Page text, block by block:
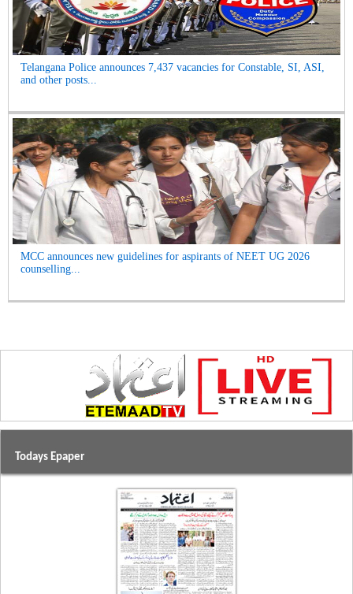
Telangana Police announces 7,437 vacancies for Constable, SI, ASI,
and other posts...
MCC announces new guidelines for aspirants of NEET UG 2026
counselling...
Todays Epaper